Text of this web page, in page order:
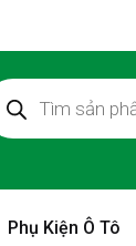
Phụ Kiện Ô Tô